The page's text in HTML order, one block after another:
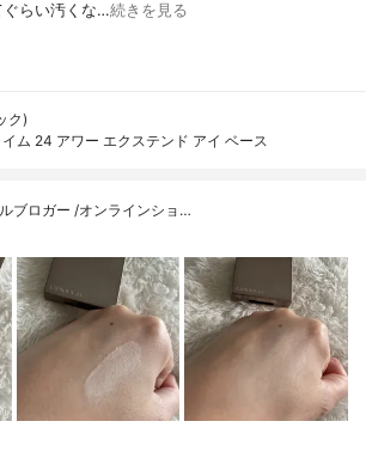
ぐらい汚くな…続きを見る
ク)
ム 24 アワー エクステンド アイ ベース
ブロガー /オンラインショ…